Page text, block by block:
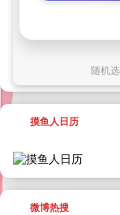
随机
摸鱼人日历
微博热搜